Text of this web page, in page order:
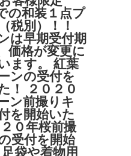
の和装１点プ
税別）！！
は早期受付期
価格が変更に
ます。 紅葉
ンの受付を
！ ２０２０
ン前撮りキ
を開始いた
０年桜前撮
受付を開始
袋や着物用